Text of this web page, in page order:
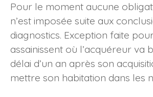
Pour le moment aucune
n’est imposée suite aux
diagnostics. Exception faite
assainissent où l’acquéreur va
délai d’un an après son
mettre son habitation dans les